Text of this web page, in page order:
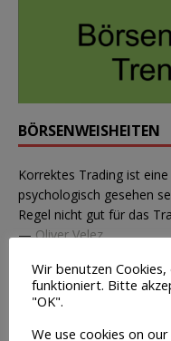
BÖRSENWEISHEITEN
Korrektes Trading ist
psychologisch gesehen
Regel nicht gut für das
—Oliver Velez
LESETIPP
Wir benutzen
funktioniert. Bitte
"OK".
We use cookies on